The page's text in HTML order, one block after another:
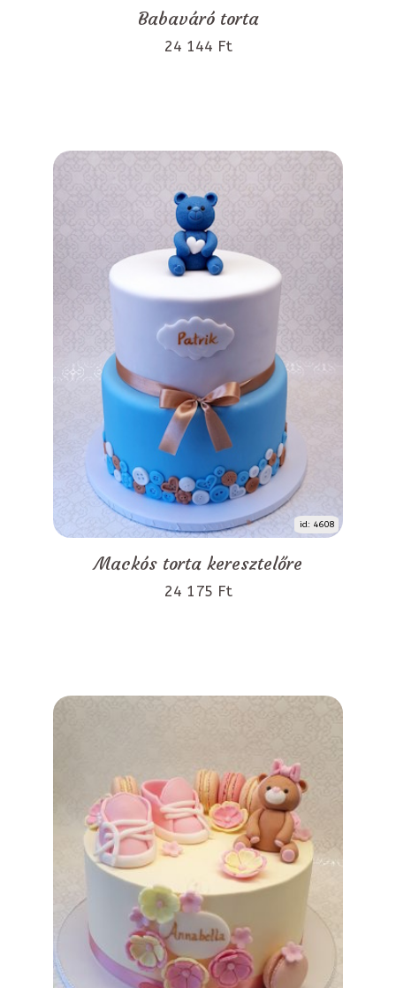
Babaváró torta
24 144 Ft
id: 4608
Mackós torta keresztelőre
24 175 Ft